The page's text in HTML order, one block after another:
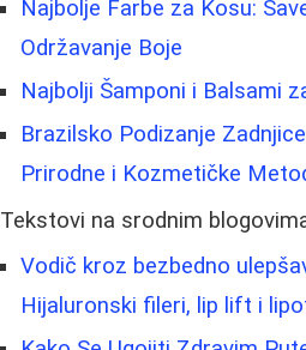
Najbolje Farbe za Kosu:
Održavanje Boje
Najbolji Šamponi i Balsami
Brazilsko Podizanje
Prirodne i Kozmetičke
Tekstovi na srodnim
Vodič kroz bezbedno
Hijaluronski fileri, lip lift i